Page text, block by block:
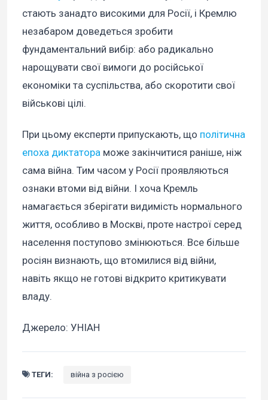
стають занадто високими для Росії, і Кремлю
незабаром доведеться зробити
фундаментальний вибір: або радикально
нарощувати свої вимоги до російської
економіки та суспільства, або скоротити свої
військові цілі.
При цьому експерти припускають, що політична
епоха диктатора може закінчитися раніше, ніж
сама війна. Тим часом у Росії проявляються
ознаки втоми від війни. І хоча Кремль
намагається зберігати видимість нормального
життя, особливо в Москві, проте настрої серед
населення поступово змінюються. Все більше
росіян визнають, що втомилися від війни,
навіть якщо не готові відкрито критикувати
владу.
Джерело: УНІАН
ТЕГИ: війна з росією